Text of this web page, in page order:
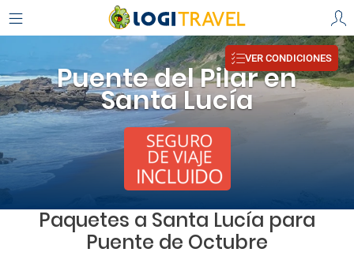
Puente del Pilar en
Santa Lucía
VER CONDICIONES
Paquetes a Santa Lucía para
Puente de Octubre